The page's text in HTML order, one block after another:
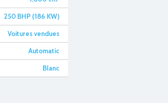
250 BHP (186 KW)
Voitures vendues
Automatic
Blanc